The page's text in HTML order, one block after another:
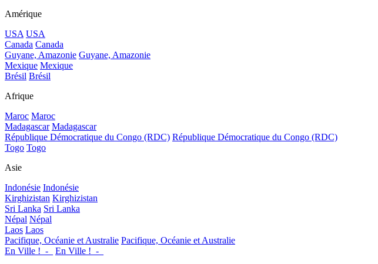
Amérique
USA USA
Canada Canada
Guyane, Amazonie Guyane, Amazonie
Mexique Mexique
Brésil Brésil
Afrique
Maroc Maroc
Madagascar Madagascar
République Démocratique du Congo (RDC) République Démocratique du Congo (RDC)
Togo Togo
Asie
Indonésie Indonésie
Kirghizistan Kirghizistan
Sri Lanka Sri Lanka
Népal Népal
Laos Laos
Pacifique, Océanie et Australie Pacifique, Océanie et Australie
En Ville !_-_
En Ville !_-_